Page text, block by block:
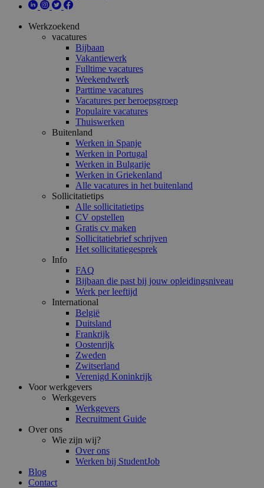
Werkzoekend
vacatures
Bijbaan
Vakantiewerk
Fulltime vacatures
Weekendwerk
Parttime vacatures
Vacatures per beroepsgroep
Populaire vacatures
Thuiswerken
Buitenland
Werken in Spanje
Werken in Portugal
Werken in Bulgarije
Werken in Griekenland
Alle vacatures in het buitenland
Sollicitatietips
Alle sollicitatietips
CV opstellen
Gratis cv maken
Sollicitatiebrief schrijven
Het sollicitatiegesprek
Info
FAQ
Bijbaan die past bij jouw opleidingsniveau
Werk per leeftijd
International
België
Duitsland
Frankrijk
Oostenrijk
Zweden
Zwitserland
Verenigd Koninkrijk
Voor werkgevers
Werkgevers
Werkgevers
Recruitment Guide
Over ons
Wie zijn wij?
Over ons
Werken bij StudentJob
Blog
Contact